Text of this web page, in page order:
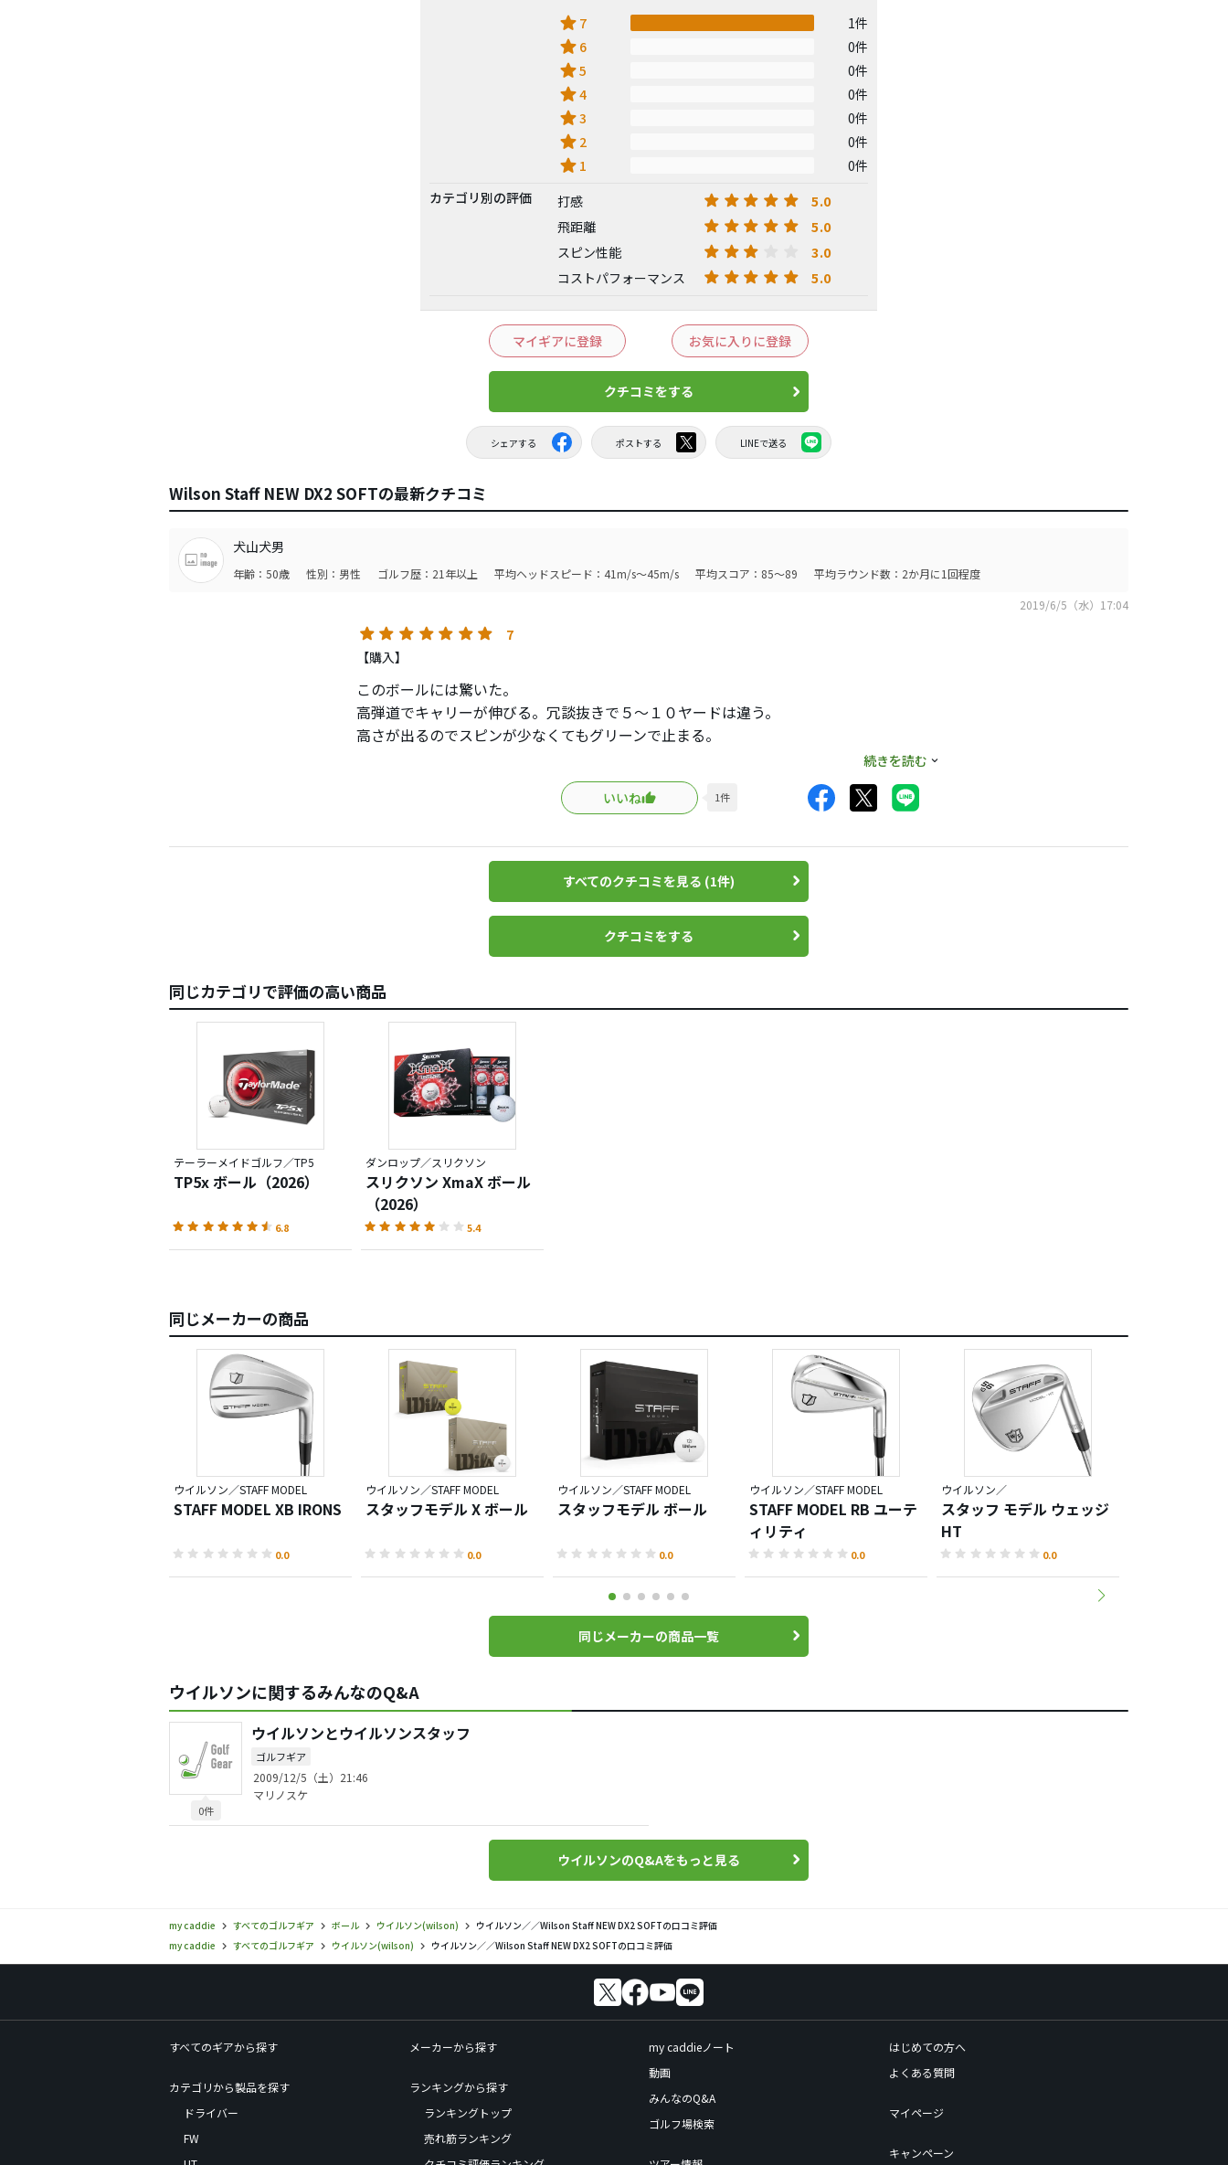
star 7 1件
star 6 0件
star5 0件
star4 0件
star3 0件
star 2 0件
star 1
0件
カテゴリ別の評価
打感 5.0
飛距離 5.0
スピン性能 3.0
コストパフォーマンス 5.0
マイギアに登録 お気に入りに登録
クチコミをする
シェアする ポストする LINEで送る
Wilson Staff NEW DX2 SOFTの最新クチコミ
犬山犬男
年齢：50歳 性別：男性 ゴルフ歴：21年以上 平均ヘッドスピード：41m/s～45m/s 平均スコア：85～89
平均ラウンド数：2か月に1回程度
2019/6/5（水）17:04
7
【購入】
このボールには驚いた。
高弾道でキャリーが伸びる。冗談抜きで５〜１０ヤードは違う。
高さが出るのでスピンが少なくてもグリーンで止まる。
まさにアマチュアの為のボールだね。買いだめしておこう。
続きを読む
いいね 1件
すべてのクチコミを見る (1件)
クチコミをする
同じカテゴリで評価の高い商品
テーラーメイドゴルフ／TP5
TP5x ボール（2026）
6.8
ダンロップ／スリクソン
スリクソン XmaX ボール
（2026）
5.4
同じメーカーの商品
ウイルソン／STAFF MODEL
STAFF MODEL XB IRONS
0.0
ウイルソン／STAFF MODEL
スタッフモデル X ボール
0.0
ウイルソン／STAFF MODEL
スタッフモデル ボール
0.0
ウイルソン／STAFF MODEL
STAFF MODEL RB ユーテ
ィリティ
0.0
ウイルソン／
スタッフ モデル ウェッジ
HT
0.0
同じメーカーの商品一覧
ウイルソンに関するみんなのQ&A
0件
ウイルソンとウイルソンスタッフ
ゴルフギア
2009/12/5（土）21:46
マリノスケ
ウイルソンのQ&Aをもっと見る
my caddie すべてのゴルフギア ボール ウイルソン(wilson)
ウイルソン／／Wilson Staff NEW DX2 SOFTの口コミ評価
my caddie
すべてのゴルフギア ウイルソン(wilson) ウイルソン／／Wilson Staff NEW DX2 SOFTの口コミ評価
すべてのギアから探す
カテゴリから製品を探す
ドライバー
FW
メーカーから探す
ランキングから探す
ランキングトップ
売れ筋ランキング
my caddieノート
動画
みんなのQ&A
ゴルフ場検索
はじめての方へ
よくある質問
マイページ
キャンペーン